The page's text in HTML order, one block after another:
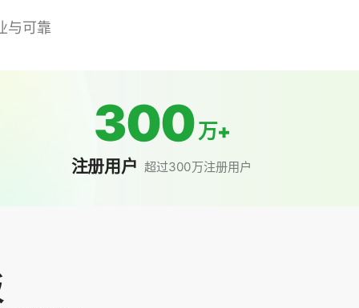
与可靠
300万+
注册用户 超过300万注册用户